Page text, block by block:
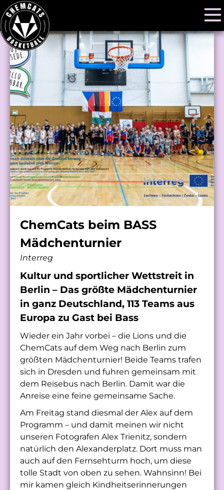
ChemCats beim BASS
Mädchenturnier
Interreg
Kultur und sportlicher Wettstreit in
Berlin – Das größte Mädchenturnier
in ganz Deutschland, 113 Teams aus
Europa zu Gast bei Bass
Wieder ein Jahr vorbei – die Lions und die
ChemCats auf dem Weg nach Berlin zum
größten Mädchenturnier! Beide Teams trafen
sich in Dresden und fuhren gemeinsam mit
dem Reisebus nach Berlin. Damit war die
Anreise eine feine gemeinsame Sache.
Am Freitag stand diesmal der Alex auf dem
Programm – und damit meinen wir nicht
unseren Fotografen Alex Trienitz, sondern
natürlich den Alexanderplatz. Dort muss man
auch auf den Fernsehturm hoch, um diese
tolle Stadt von oben zu sehen. Wahnsinn! Bei
mir kamen gleich Kindheitserinnerungen